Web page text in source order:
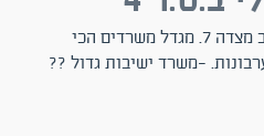
להשכרה משרד 110 מטר מרובע במגדל ב.ס.ר 4 החדש ברחוב מצדה 7. מגדל משרדים הכי
-משרד ישיבות גדול ??